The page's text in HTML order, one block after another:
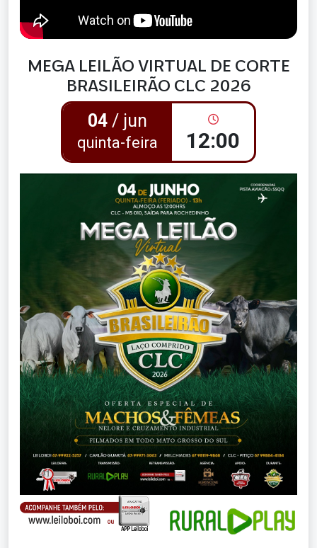
MEGA LEILÃO VIRTUAL DE CORTE
BRASILEIRÃO CLC 2026
04 / jun
quinta-feira 12:00